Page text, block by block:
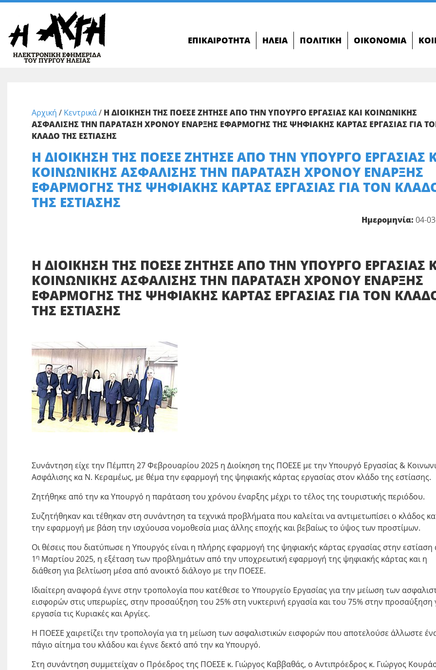
ΕΠΙΚΑΙΡΌΤΗΤΑ ΗΛΕΊΑ ΠΟΛΙΤΙΚΉ ΟΙΚΟΝΟΜΊΑ
Αρχική / Κεντρικά/ Η ΔΙΟΙΚΗΣΗ ΤΗΣ ΠΟΕΣΕ ΖΗΤΗΣΕ ΑΠΟ ΤΗΝ ΥΠΟΥΡΓΟ ΕΡΓΑΣΙΑΣ ΚΑΙ ΚΟΙΝΩΝΙΚΗΣ
ΑΣΦΑΛΙΣΗΣ ΤΗΝ ΠΑΡΑΤΑΣΗ ΧΡΟΝΟΥ ΕΝΑΡΞΗΣ ΕΦΑΡΜΟΓΗΣ ΤΗΣ ΨΗΦΙΑΚΗΣ ΚΑΡΤΑΣ ΕΡΓΑΣΙΑΣ ΓΙΑ
ΚΛΑΔΟ ΤΗΣ ΕΣΤΙΑΣΗΣ
Η ΔΙΟΙΚΗΣΗ ΤΗΣ ΠΟΕΣΕ ΖΗΤΗΣΕ ΑΠΟ ΤΗΝ ΥΠΟΥΡΓΟ ΕΡΓΑΣΙΑΣ
ΚΟΙΝΩΝΙΚΗΣ ΑΣΦΑΛΙΣΗΣ ΤΗΝ ΠΑΡΑΤΑΣΗ ΧΡΟΝΟΥ ΕΝΑΡΞΗΣ
ΕΦΑΡΜΟΓΗΣ ΤΗΣ ΨΗΦΙΑΚΗΣ ΚΑΡΤΑΣ ΕΡΓΑΣΙΑΣ ΓΙΑ ΤΟΝ
ΤΗΣ ΕΣΤΙΑΣΗΣ
Ημερομηνία: 04-
Η ΔΙΟΙΚΗΣΗ ΤΗΣ ΠΟΕΣΕ ΖΗΤΗΣΕ ΑΠΟ ΤΗΝ ΥΠΟΥΡΓΟ ΕΡΓΑΣΙΑΣ
ΚΟΙΝΩΝΙΚΗΣ ΑΣΦΑΛΙΣΗΣ ΤΗΝ ΠΑΡΑΤΑΣΗ ΧΡΟΝΟΥ ΕΝΑΡΞΗΣ
ΕΦΑΡΜΟΓΗΣ ΤΗΣ ΨΗΦΙΑΚΗΣ ΚΑΡΤΑΣ ΕΡΓΑΣΙΑΣ ΓΙΑ ΤΟΝ
ΤΗΣ ΕΣΤΙΑΣΗΣ
Συνάντηση είχε την Πέμπτη 27 Φεβρουαρίου 2025 η Διοίκηση της ΠΟΕΣΕ με την Υπουργό Εργασίας &
Ασφάλισης κα Ν. Κεραμέως, με θέμα την εφαρμογή της ψηφιακής κάρτας εργασίας στον κλάδο της εστίασης.
Ζητήθηκε από την κα Υπουργό η παράταση του χρόνου έναρξης μέχρι το τέλος της τουριστικής περιόδου.
Συζητήθηκαν και τέθηκαν στη συνάντηση τα τεχνικά προβλήματα που καλείται να αντιμετωπίσει ο κλάδος
την εφαρμογή με βάση την ισχύουσα νομοθεσία μιας άλλης εποχής και βεβαίως το ύψος των προστίμων.
Οι θέσεις που διατύπωσε η Υπουργός είναι η πλήρης εφαρμογή της ψηφιακής κάρτας εργασίας στην εστίαση
1 η Μαρτίου 2025, η εξέταση των προβλημάτων από την υποχρεωτική εφαρμογή της ψηφιακής κάρτας και η
διάθεση για βελτίωση μέσα από ανοικτό διάλογο με την ΠΟΕΣΕ.
Ιδιαίτερη αναφορά έγινε στην τροπολογία που κατέθεσε το Υπουργείο Εργασίας για την μείωση των
εισφορών στις υπερωρίες, στην προσαύξηση του 25% στη νυκτερινή εργασία και του 75% στην προσαύξηση
εργασία τις Κυριακές και Αργίες.
Η ΠΟΕΣΕ χαιρετίζει την τροπολογία για τη μείωση των ασφαλιστικών εισφορών που αποτελούσε άλλωστε
πάγιο αίτημα του κλάδου και έγινε δεκτό από την κα Υπουργό.
Στη συνάντηση συμμετείχαν ο Πρόεδρος της ΠΟΕΣΕ κ. Γιώργος Καββαθάς, ο Αντιπρόεδρος κ. Γιώργος